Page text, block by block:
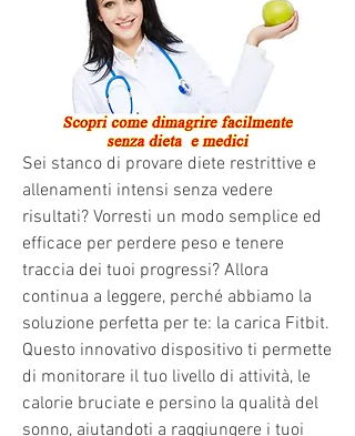
Sei stanco di provare diete restrittive e
allenamenti intensi senza vedere
risultati? Vorresti un modo semplice ed
efficace per perdere peso e tenere
traccia dei tuoi progressi? Allora
continua a leggere, perché abbiamo la
soluzione perfetta per te: la carica Fitbit.
Questo innovativo dispositivo ti permette
di monitorare il tuo livello di attività, le
calorie bruciate e persino la qualità del
sonno, aiutandoti a raggiungere i tuoi